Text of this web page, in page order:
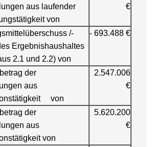
aus laufender
von
€
/-
Ergebnishaushaltes
2.1 und 2.2) von
- 693.488 €
der
aus
von
2.547.006
€
der
aus
von
5.620.200
€